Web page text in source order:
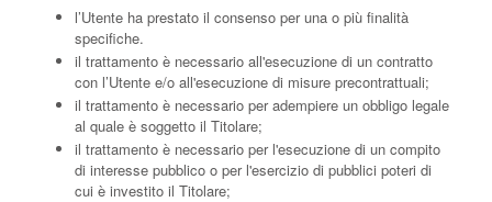
l’Utente ha prestato il consenso per una o più finalità
specifiche.
il trattamento è necessario all'esecuzione di un contratto
con l’Utente e/o all'esecuzione di misure precontrattuali;
il trattamento è necessario per adempiere un obbligo legale
al quale è soggetto il Titolare;
il trattamento è necessario per l'esecuzione di un compito
di interesse pubblico o per l'esercizio di pubblici poteri di
cui è investito il Titolare;